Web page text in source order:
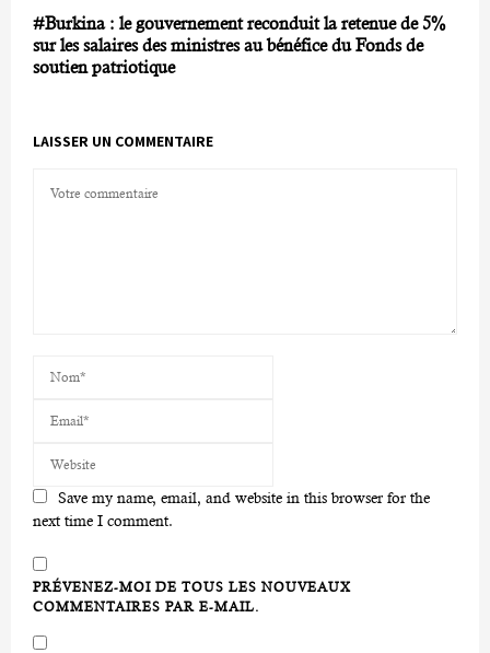
#Burkina : le gouvernement reconduit la retenue de 5%
sur les salaires des ministres au bénéfice du Fonds de
soutien patriotique
LAISSER UN COMMENTAIRE
Save my name, email, and website in this browser for the
next time I comment.
PRÉVENEZ-MOI DE TOUS LES NOUVEAUX
COMMENTAIRES PAR E-MAIL.